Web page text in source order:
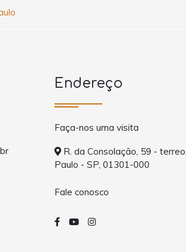
Endereço
Faça-nos uma visita
R. da Consolação, 59 -
Paulo - SP, 01301-000
Fale conosco